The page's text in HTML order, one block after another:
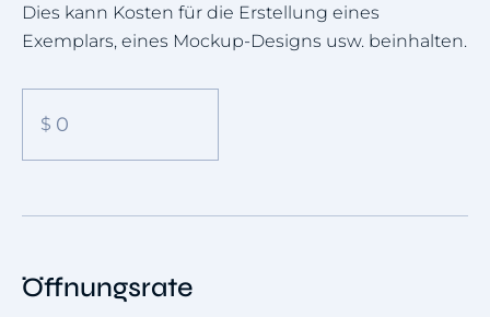
Dies kann Kosten für die Erstellung eines
Exemplars, eines Mockup-Designs usw. beinhalten.
Öffnungsrate